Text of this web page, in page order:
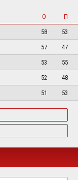
О
П
58
53
57
47
53
55
52
48
51 53